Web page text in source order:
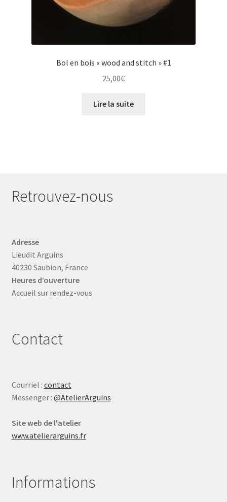
Bol en bois « wood and stitch » #1
25,00€
Lire la suite
Retrouvez-nous
Adresse
Lieudit Arguins
40230 Saubion, France
Heures d’ouverture
Accueil sur rendez-vous
Contact
Courriel : contact
Messenger : @AtelierArguins
Site web de l'atelier
www.atelierarguins.fr
Informations